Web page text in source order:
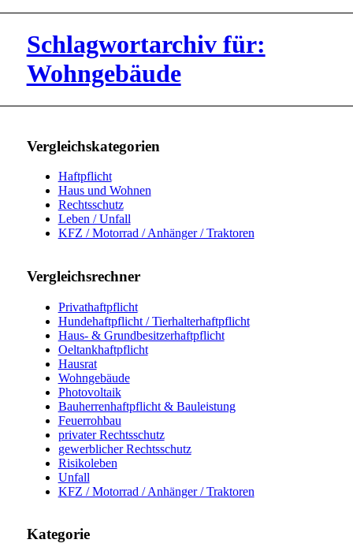
Schlagwortarchiv für:
Wohngebäude
Vergleichskategorien
Haftpflicht
Haus und Wohnen
Rechtsschutz
Leben / Unfall
KFZ / Motorrad / Anhänger / Traktoren
Vergleichsrechner
Privathaftpflicht
Hundehaftpflicht / Tierhalterhaftpflicht
Haus- & Grundbesitzerhaftpflicht
Oeltankhaftpflicht
Hausrat
Wohngebäude
Photovoltaik
Bauherrenhaftpflicht & Bauleistung
Feuerrohbau
privater Rechtsschutz
gewerblicher Rechtsschutz
Risikoleben
Unfall
KFZ / Motorrad / Anhänger / Traktoren
Kategorie